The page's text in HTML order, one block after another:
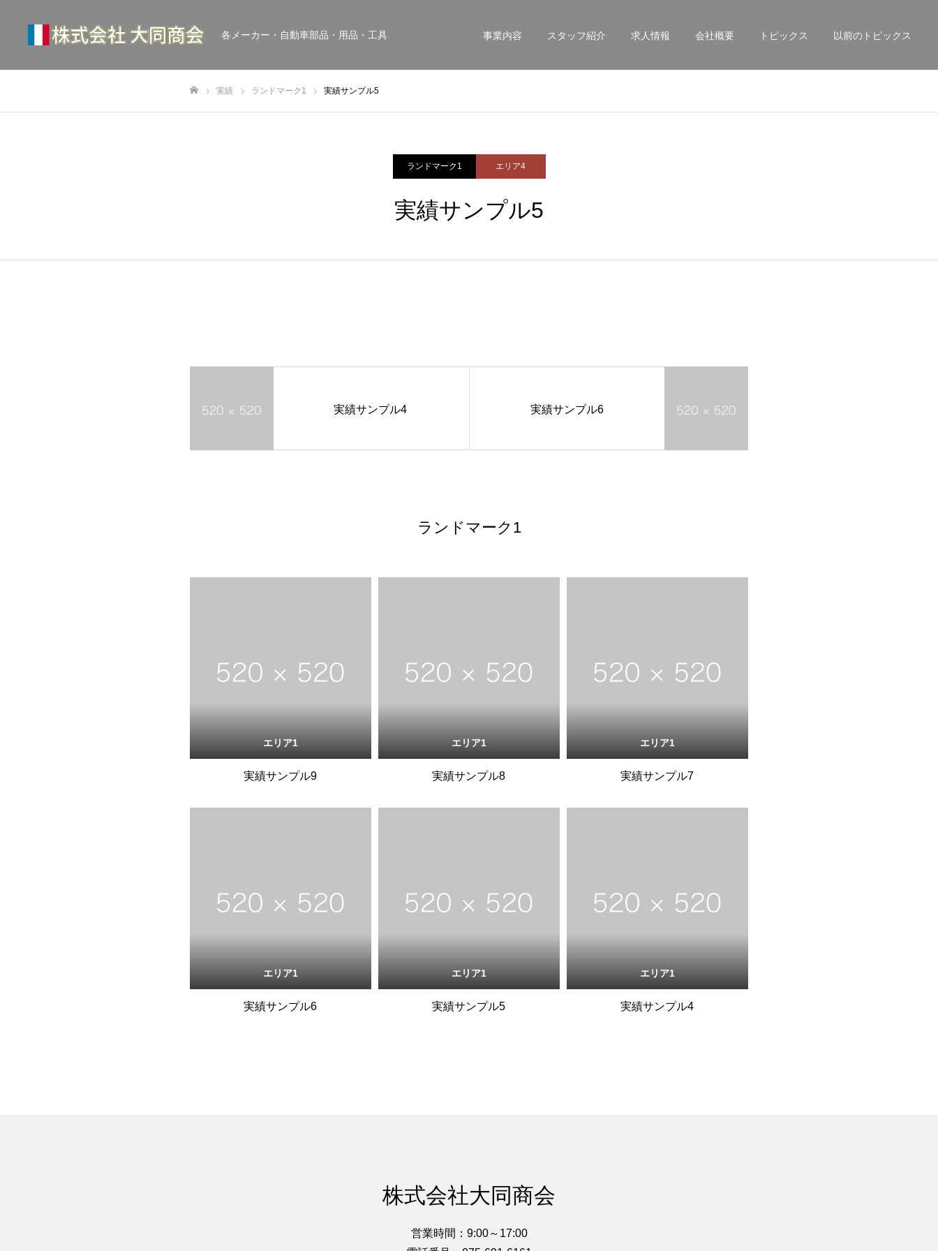
各メーカー・自動車部品・用品・工具 事業内容 スタッフ紹介 求人情報 会社概要 トピックス 以前のトピックス
実績 ランドマーク1 実績サンプル5
ランドマーク1 エリア4
実績サンプル5
実績サンプル4 実績サンプル6
ランドマーク1
エリア1
実績サンプル9
エリア1
実績サンプル8
エリア1
実績サンプル7
エリア1
実績サンプル6
エリア1
実績サンプル5
エリア1
実績サンプル4
株式会社大同商会
営業時間：9:00～17:00